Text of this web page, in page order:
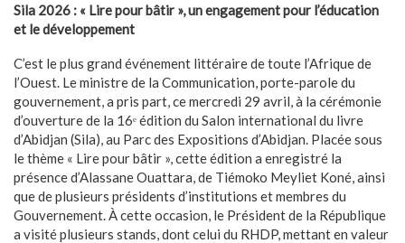
Sila 2026 : « Lire pour bâtir », un engagement pour l’éducation
et le développement
C’est le plus grand événement littéraire de toute l’Afrique de
l’Ouest. Le ministre de la Communication, porte-parole du
gouvernement, a pris part, ce mercredi 29 avril, à la cérémonie
d’ouverture de la 16ᵉ édition du Salon international du livre
d’Abidjan (Sila), au Parc des Expositions d’Abidjan. Placée sous
le thème « Lire pour bâtir », cette édition a enregistré la
présence d’Alassane Ouattara, de Tiémoko Meyliet Koné, ainsi
que de plusieurs présidents d’institutions et membres du
Gouvernement. À cette occasion, le Président de la République
a visité plusieurs stands, dont celui du RHDP, mettant en valeur